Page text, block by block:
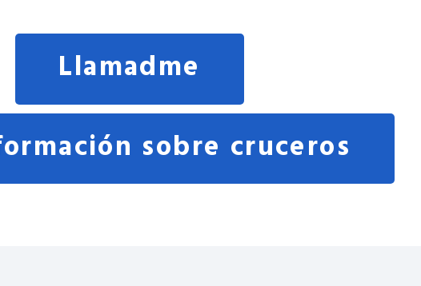
Llamadme
sobre cruceros